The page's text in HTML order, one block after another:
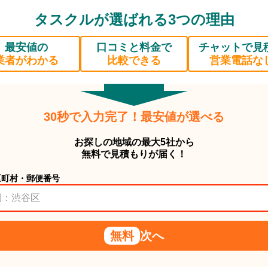
タスクルが選ばれる3つの理由
最安値の
者がわかる
口コミと料金で
比較できる
チャットで見
営業電話な
30秒で入力完了！最安値が選べる
お探しの地域の最大5社から
無料で見積もりが届く！
村・郵便番号
無料 次へ